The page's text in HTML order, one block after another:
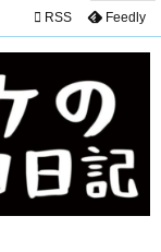
 RSS Feedly